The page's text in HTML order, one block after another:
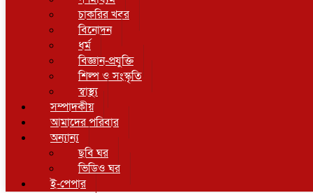
চাকরির খবর
বিনোদন
ধর্ম
বিজ্ঞান-প্রযুক্তি
শিল্প ও সংস্কৃতি
স্বাস্থ্য
সম্পাদকীয়
আমাদের পরিবার
অন্যান্য
ছবি ঘর
ভিডিও ঘর
ই-পেপার